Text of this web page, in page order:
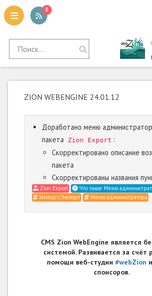
8
ZION WEBENGINE 24.01.12
Доработано меню
пакета
Zion Export :
Скорректировано описание
пакета
Скорректированы названия
Zion Export
Что такое Меню
Импорт/Экспорт
Меню администратора
CMS Zion WebEngine является
системой. Развивается за счёт
помощи веб-студии #webZion
спонсоров.